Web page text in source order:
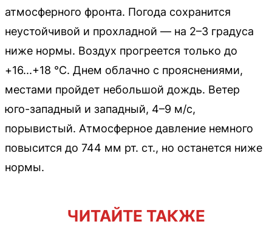
атмосферного фронта. Погода сохранится
неустойчивой и прохладной — на 2–3 градуса
ниже нормы. Воздух прогреется только до
+16...+18 °C. Днем облачно с прояснениями,
местами пройдет небольшой дождь. Ветер
юго-западный и западный, 4–9 м/с,
порывистый. Атмосферное давление немного
повысится до 744 мм рт. ст., но останется ниже
нормы.
ЧИТАЙТЕ ТАКЖЕ